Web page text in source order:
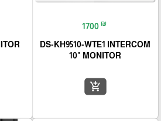
1700 ₪
DS-KH9510-WTE1 INTERCOM
10" MONITOR
add_shopping_cart